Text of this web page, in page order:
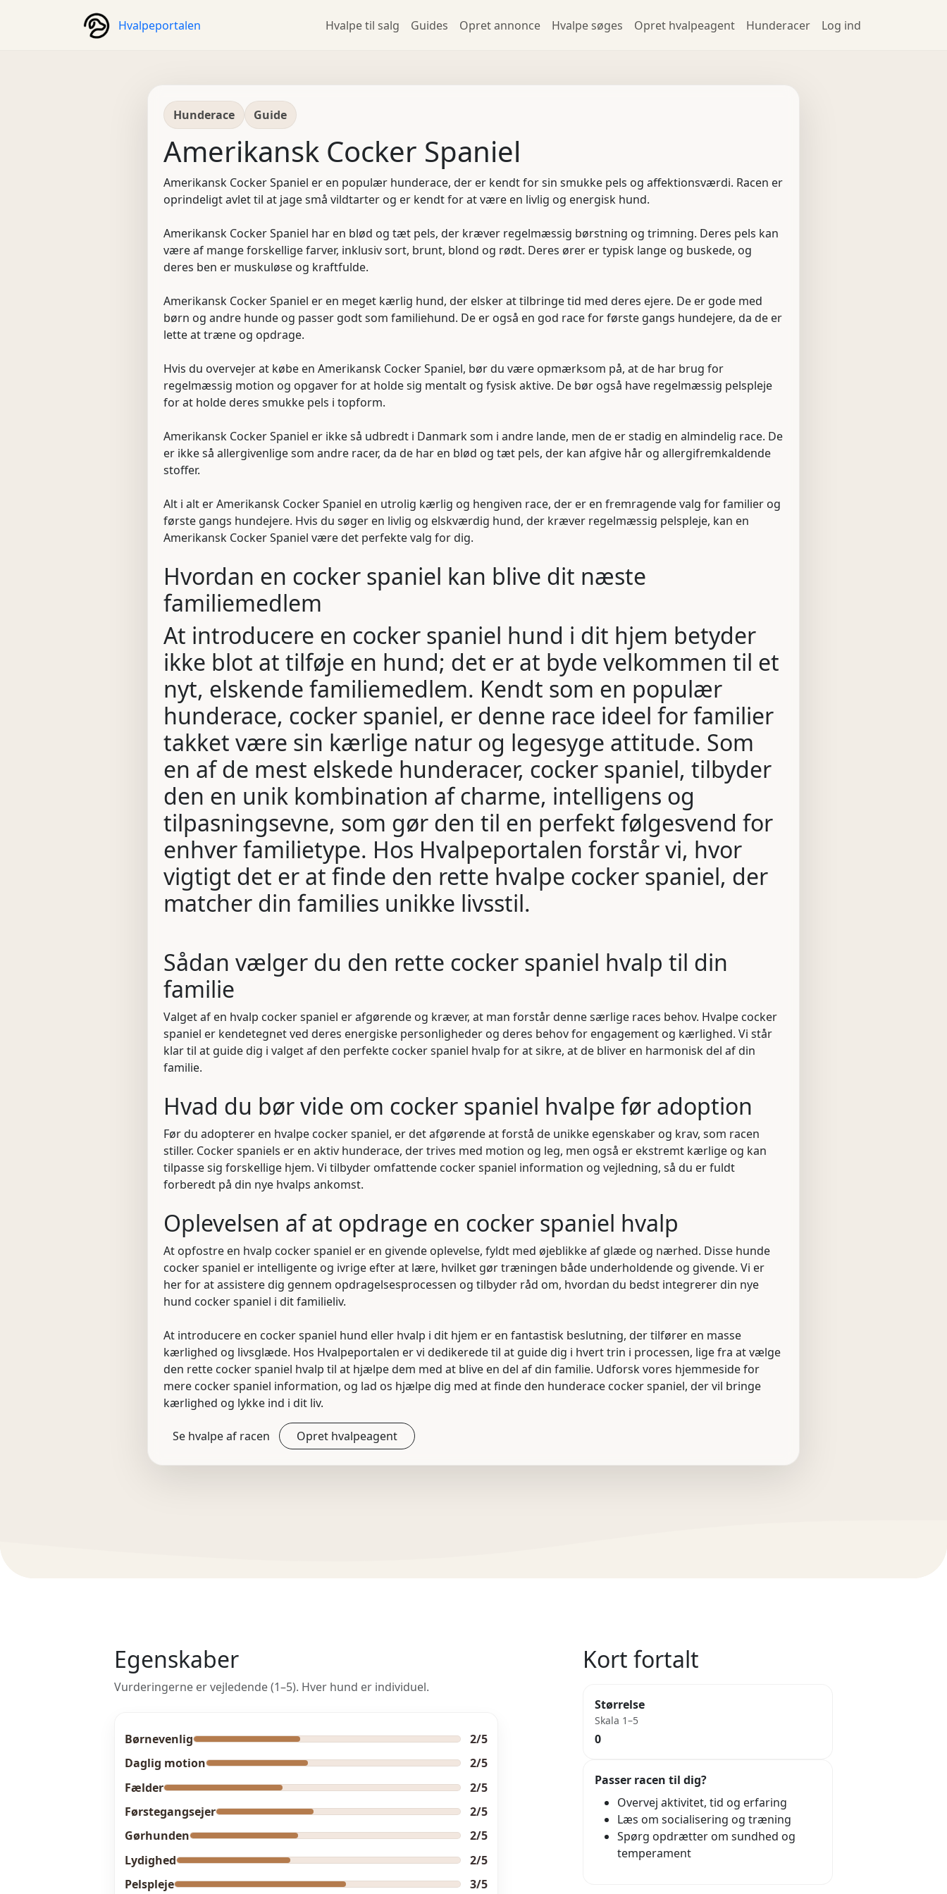
Hvalpeportalen Hvalpe til salg Guides Opret annonce Hvalpe søges Opret hvalpeagent Hunderacer Log ind
Hunderace Guide
Amerikansk Cocker Spaniel
Amerikansk Cocker Spaniel er en populær hunderace, der er kendt for sin smukke pels og affektionsværdi. Racen er
oprindeligt avlet til at jage små vildtarter og er kendt for at være en livlig og energisk hund.
Amerikansk Cocker Spaniel har en blød og tæt pels, der kræver regelmæssig børstning og trimning. Deres pels kan
være af mange forskellige farver, inklusiv sort, brunt, blond og rødt. Deres ører er typisk lange og buskede, og
deres ben er muskuløse og kraftfulde.
Amerikansk Cocker Spaniel er en meget kærlig hund, der elsker at tilbringe tid med deres ejere. De er gode med
børn og andre hunde og passer godt som familiehund. De er også en god race for første gangs hundejere, da de er
lette at træne og opdrage.
Hvis du overvejer at købe en Amerikansk Cocker Spaniel, bør du være opmærksom på, at de har brug for
regelmæssig motion og opgaver for at holde sig mentalt og fysisk aktive. De bør også have regelmæssig pelspleje
for at holde deres smukke pels i topform.
Amerikansk Cocker Spaniel er ikke så udbredt i Danmark som i andre lande, men de er stadig en almindelig race. De
er ikke så allergivenlige som andre racer, da de har en blød og tæt pels, der kan afgive hår og allergifremkaldende
stoffer.
Alt i alt er Amerikansk Cocker Spaniel en utrolig kærlig og hengiven race, der er en fremragende valg for familier og
første gangs hundejere. Hvis du søger en livlig og elskværdig hund, der kræver regelmæssig pelspleje, kan en
Amerikansk Cocker Spaniel være det perfekte valg for dig.
Hvordan en cocker spaniel kan blive dit næste
familiemedlem
At introducere en cocker spaniel hund i dit hjem betyder
ikke blot at tilføje en hund; det er at byde velkommen til et
nyt, elskende familiemedlem. Kendt som en populær
hunderace, cocker spaniel, er denne race ideel for familier
takket være sin kærlige natur og legesyge attitude. Som
en af de mest elskede hunderacer, cocker spaniel, tilbyder
den en unik kombination af charme, intelligens og
tilpasningsevne, som gør den til en perfekt følgesvend for
enhver familietype. Hos Hvalpeportalen forstår vi, hvor
vigtigt det er at finde den rette hvalpe cocker spaniel, der
matcher din families unikke livsstil.
Sådan vælger du den rette cocker spaniel hvalp til din
familie
Valget af en hvalp cocker spaniel er afgørende og kræver, at man forstår denne særlige races behov. Hvalpe cocker
spaniel er kendetegnet ved deres energiske personligheder og deres behov for engagement og kærlighed. Vi står
klar til at guide dig i valget af den perfekte cocker spaniel hvalp for at sikre, at de bliver en harmonisk del af din
familie.
Hvad du bør vide om cocker spaniel hvalpe før adoption
Før du adopterer en hvalpe cocker spaniel, er det afgørende at forstå de unikke egenskaber og krav, som racen
stiller. Cocker spaniels er en aktiv hunderace, der trives med motion og leg, men også er ekstremt kærlige og kan
tilpasse sig forskellige hjem. Vi tilbyder omfattende cocker spaniel information og vejledning, så du er fuldt
forberedt på din nye hvalps ankomst.
Oplevelsen af at opdrage en cocker spaniel hvalp
At opfostre en hvalp cocker spaniel er en givende oplevelse, fyldt med øjeblikke af glæde og nærhed. Disse hunde
cocker spaniel er intelligente og ivrige efter at lære, hvilket gør træningen både underholdende og givende. Vi er
her for at assistere dig gennem opdragelsesprocessen og tilbyder råd om, hvordan du bedst integrerer din nye
hund cocker spaniel i dit familieliv.
At introducere en cocker spaniel hund eller hvalp i dit hjem er en fantastisk beslutning, der tilfører en masse
kærlighed og livsglæde. Hos Hvalpeportalen er vi dedikerede til at guide dig i hvert trin i processen, lige fra at vælge
den rette cocker spaniel hvalp til at hjælpe dem med at blive en del af din familie. Udforsk vores hjemmeside for
mere cocker spaniel information, og lad os hjælpe dig med at finde den hunderace cocker spaniel, der vil bringe
kærlighed og lykke ind i dit liv.
Se hvalpe af racen Opret hvalpeagent
Egenskaber
Vurderingerne er vejledende (1–5). Hver hund er individuel.
Børnevenlig
2/5
Daglig motion
2/5
Fælder
2/5
Førstegangsejer
2/5
Gørhunden
2/5
Lydighed
2/5
Pelspleje
3/5
Kort fortalt
Størrelse
Skala 1–5
0
Passer racen til dig?
Overvej aktivitet, tid og erfaring
Læs om socialisering og træning
Spørg opdrætter om sundhed og
temperament